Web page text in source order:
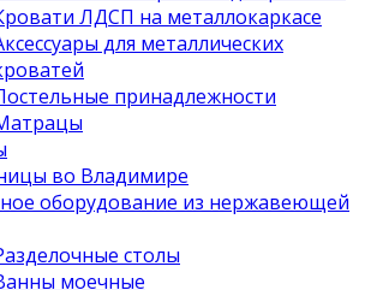
ЛДСП на металлокаркасе
для металлических
принадлежности
во Владимире
оборудование из нержавеющей
столы
моечные